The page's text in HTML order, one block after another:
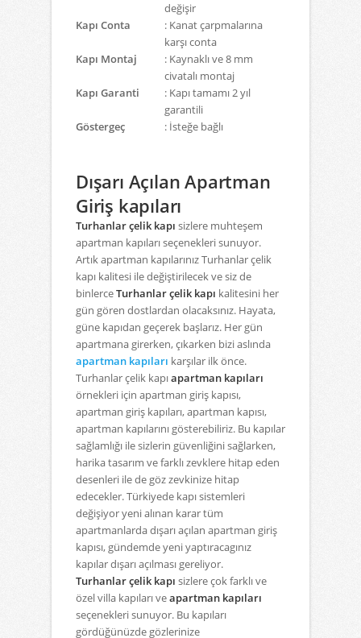
değişir
Kapı Conta
: Kanat çarpmalarına
karşı conta
Kapı Montaj
: Kaynaklı ve 8 mm
civatalı montaj
Kapı Garanti
: Kapı tamamı 2 yıl
garantili
Göstergeç
: İsteğe bağlı
Dışarı Açılan Apartman
Giriş kapıları
Turhanlar çelik kapı sizlere muhteşem
apartman kapıları seçenekleri sunuyor.
Artık apartman kapılarınız Turhanlar çelik
kapı kalitesi ile değiştirilecek ve siz de
binlerceTurhanlar çelik kapı kalitesini her
gün gören dostlardan olacaksınız. Hayata,
güne kapıdan geçerek başlarız. Her gün
apartmana girerken, çıkarken bizi aslında
apartman kapıları karşılar ilk önce.
Turhanlar çelik kapıapartman kapıları
örnekleri için apartman giriş kapısı,
apartman giriş kapıları, apartman kapısı,
apartman kapılarını gösterebiliriz. Bu kapılar
sağlamlığı ile sizlerin güvenliğini sağlarken,
harika tasarım ve farklı zevklere hitap eden
desenleri ile de göz zevkinize hitap
edecekler. Türkiyede kapı sistemleri
değişiyor yeni alınan karar tüm
apartmanlarda dışarı açılan apartman giriş
kapısı, gündemde yeni yaptıracagınız
kapılar dışarı açılması gereliyor.
Turhanlar çelik kapı sizlere çok farklı ve
özel villa kapıları veapartman kapıları
seçenekleri sunuyor. Bu kapıları
gördüğünüzde gözlerinize